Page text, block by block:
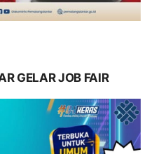
GELAR JOB FAIR